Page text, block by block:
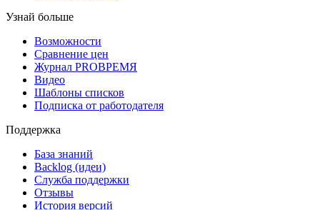
Узнай больше
Возможности
Сравнение цен
Журнал PROВРЕМЯ
Видео
Шаблоны списков
Подписка от работодателя
Поддержка
База знаний
Backlog (идеи)
Служба поддержки
Отзывы
История версий